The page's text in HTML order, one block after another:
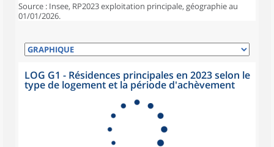
Source : Insee, RP2023 exploitation principale, géographie au
01/01/2026.
LOG G1 - Résidences principales en 2023 selon le
type de logement et la période d'achèvement